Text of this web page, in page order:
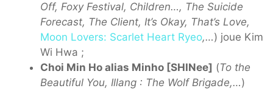
Off, Foxy Festival, Children…, The Suicide
Forecast, The Client, It’s Okay, That’s Love,
Moon Lovers: Scarlet Heart Ryeo,…) joue Kim
Wi Hwa ;
Choi Min Ho alias Minho [SHINee] (To the
Beautiful You, Illang : The Wolf Brigade,…)